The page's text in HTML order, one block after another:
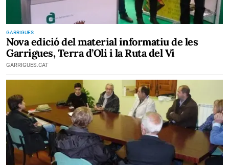
GARRIGUES
Nova edició del material informatiu de les
Garrigues, Terra d’Oli i la Ruta del Vi
GARRIGUES.CAT